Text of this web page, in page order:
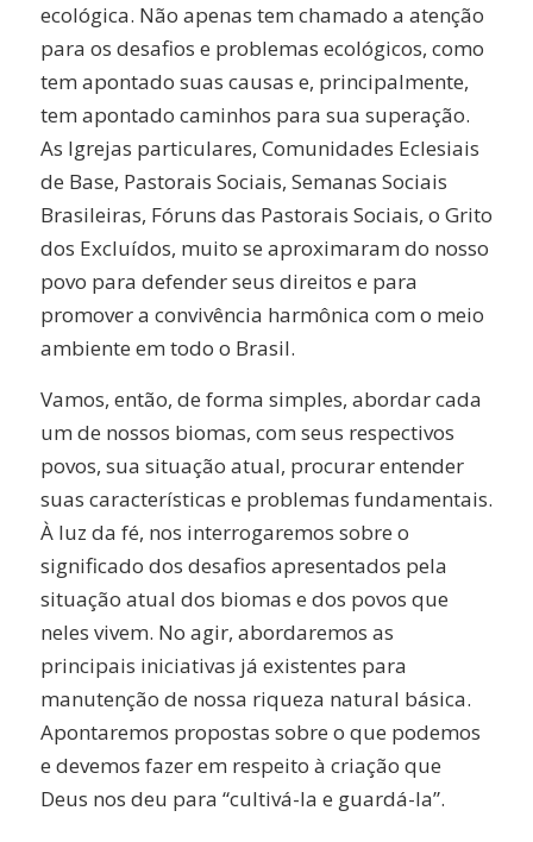
ecológica. Não apenas tem chamado a atenção
para os desafios e problemas ecológicos, como
tem apontado suas causas e, principalmente,
tem apontado caminhos para sua superação.
As Igrejas particulares, Comunidades Eclesiais
de Base, Pastorais Sociais, Semanas Sociais
Brasileiras, Fóruns das Pastorais Sociais, o Grito
dos Excluídos, muito se aproximaram do nosso
povo para defender seus direitos e para
promover a convivência harmônica com o meio
ambiente em todo o Brasil.
Vamos, então, de forma simples, abordar cada
um de nossos biomas, com seus respectivos
povos, sua situação atual, procurar entender
suas características e problemas fundamentais.
À luz da fé, nos interrogaremos sobre o
significado dos desafios apresentados pela
situação atual dos biomas e dos povos que
neles vivem. No agir, abordaremos as
principais iniciativas já existentes para
manutenção de nossa riqueza natural básica.
Apontaremos propostas sobre o que podemos
e devemos fazer em respeito à criação que
Deus nos deu para “cultivá-la e guardá-la”.